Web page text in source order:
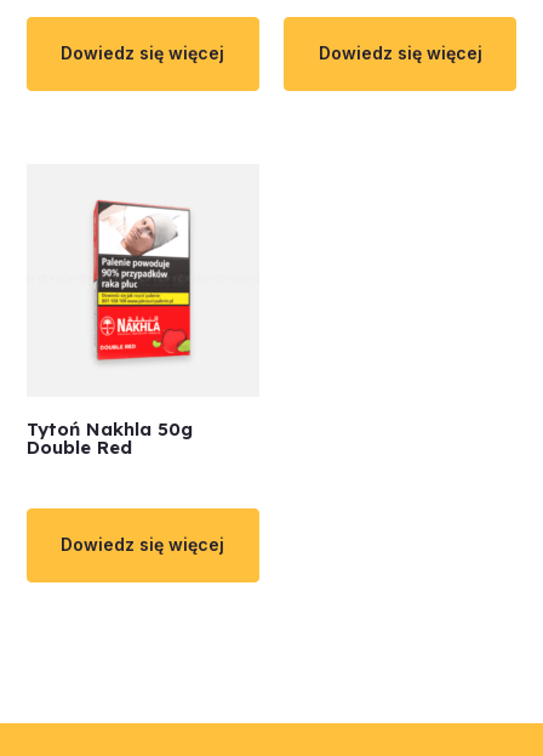
Dowiedz się więcej Dowiedz się więcej
Tytoń Nakhla 50g
Double Red
Dowiedz się więcej